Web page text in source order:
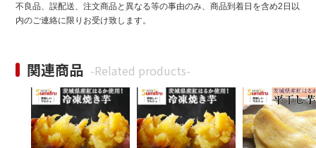
不良品、誤配送、注文商品と異なる等の事由のみ、商品到着日を含め2日以
内のご連絡に限りお受け致します。
関連商品 -Related products-